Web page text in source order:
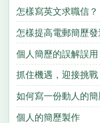
怎樣寫英文求職信？
怎樣提高電郵簡歷
個人簡歷的誤解誤用
抓住機遇，迎接挑戰
如何寫一份動人的簡
個人的簡歷製作